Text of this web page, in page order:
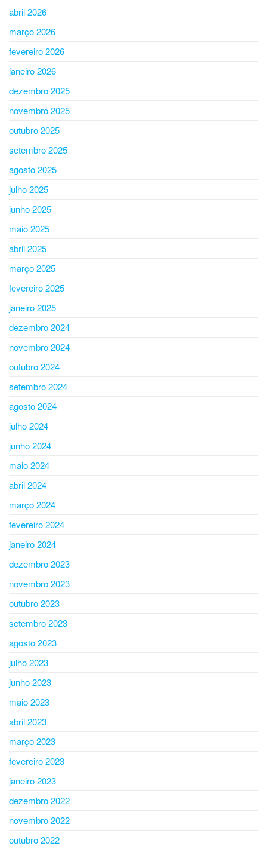
abril 2026
março 2026
fevereiro 2026
janeiro 2026
dezembro 2025
novembro 2025
outubro 2025
setembro 2025
agosto 2025
julho 2025
junho 2025
maio 2025
abril 2025
março 2025
fevereiro 2025
janeiro 2025
dezembro 2024
novembro 2024
outubro 2024
setembro 2024
agosto 2024
julho 2024
junho 2024
maio 2024
abril 2024
março 2024
fevereiro 2024
janeiro 2024
dezembro 2023
novembro 2023
outubro 2023
setembro 2023
agosto 2023
julho 2023
junho 2023
maio 2023
abril 2023
março 2023
fevereiro 2023
janeiro 2023
dezembro 2022
novembro 2022
outubro 2022